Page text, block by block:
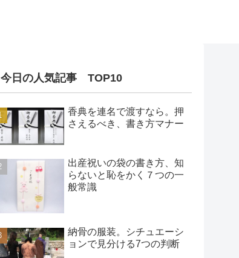
今日の人気記事 TOP10
香典を連名で渡すなら。押
さえるべき、書き方マナー
出産祝いの袋の書き方、知
らないと恥をかく７つの一
般常識
納骨の服装。シチュエーシ
ョンで見分ける7つの判断